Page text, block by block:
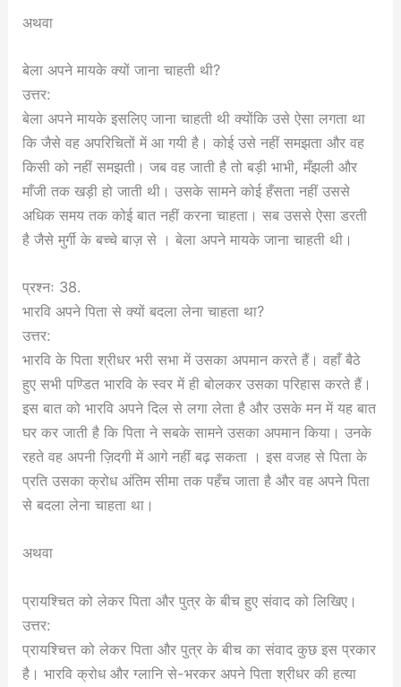
अथवा
बेला अपने मायके क्यों जाना चाहती थी?
उत्तर:
बेला अपने मायके इसलिए जाना चाहती थी क्योंकि उसे ऐसा लगता था
कि जैसे वह अपरिचितों में आ गयी है। कोई उसे नहीं समझता और वह
किसी को नहीं समझती। जब वह जाती है तो बड़ी भाभी, मँझली और
माँजी तक खड़ी हो जाती थी। उसके सामने कोई हँसता नहीं उससे
अधिक समय तक कोई बात नहीं करना चाहता। सब उससे ऐसा डरती
है जैसे मुर्गी के बच्चे बाज़ से । बेला अपने मायके जाना चाहती थी।
प्रश्नः 38.
भारवि अपने पिता से क्यों बदला लेना चाहता था?
उत्तर:
भारवि के पिता श्रीधर भरी सभा में उसका अपमान करते हैं। वहाँ बैठे
हुए सभी पण्डित भारवि के स्वर में ही बोलकर उसका परिहास करते हैं।
इस बात को भारवि अपने दिल से लगा लेता है और उसके मन में यह बात
घर कर जाती है कि पिता ने सबके सामने उसका अपमान किया। उनके
रहते वह अपनी ज़िदगी में आगे नहीं बढ़ सकता । इस वजह से पिता के
प्रति उसका क्रोध अंतिम सीमा तक पहँच जाता है और वह अपने पिता
से बदला लेना चाहता था।
अथवा
प्रायश्चित को लेकर पिता और पुत्र के बीच हुए संवाद को लिखिए।
उत्तर:
प्रायश्चित्त को लेकर पिता और पुत्र के बीच का संवाद कुछ इस प्रकार
है। भारवि क्रोध और ग्लानि से-भरकर अपने पिता श्रीधर की हत्या